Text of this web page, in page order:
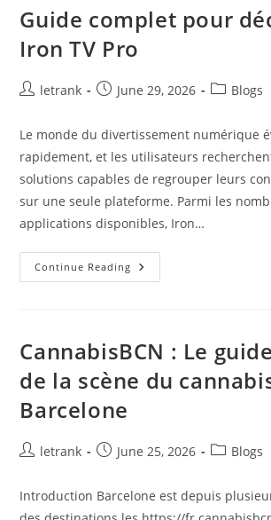
Pour
Bien
La
Choisir
En
Guide complet pour
Iron TV Pro
Postletrank
PostJune 29, 2026
PostBlogs
Le monde du divertissement numérique
rapidement, et les utilisateurs
solutions capables de regrouper leurs
sur une seule plateforme. Parmi les
applications disponibles, Iron…
Continue Reading Guide
Complet
Pro
CannabisBCN : Le
de la scène du
Barcelone
Postletrank
PostJune 25, 2026
PostBlogs
Introduction Barcelone est depuis